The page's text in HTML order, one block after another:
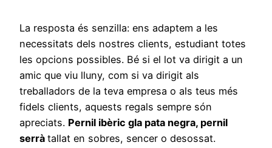
La resposta és senzilla: ens adaptem a les
necessitats dels nostres clients, estudiant totes
les opcions possibles. Bé si el lot va dirigit a un
amic que viu lluny, com si va dirigit als
treballadors de la teva empresa o als teus més
fidels clients, aquests regals sempre són
apreciats. Pernil ibèric gla pata negra, pernil
serrà tallat en sobres, sencer o desossat.